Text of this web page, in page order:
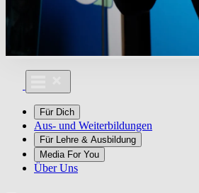
Für Dich
Aus- und Weiterbildungen
Für Lehre & Ausbildung
Media For You
Über Uns